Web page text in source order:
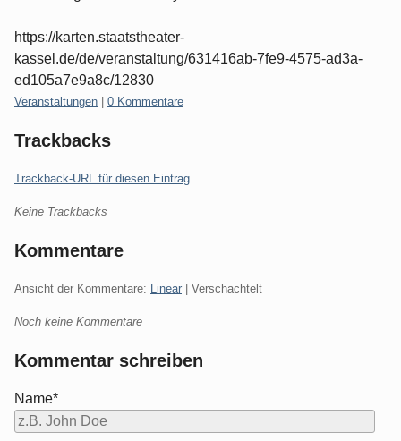
https://karten.staatstheater-
kassel.de/de/veranstaltung/631416ab-7fe9-4575-ad3a-
ed105a7e9a8c/12830
Kategorien:
Veranstaltungen 0 Kommentare
Trackbacks
Trackback-URL für diesen Eintrag
Keine Trackbacks
Kommentare
Ansicht der Kommentare: Linear | Verschachtelt
Noch keine Kommentare
Kommentar schreiben
Name*